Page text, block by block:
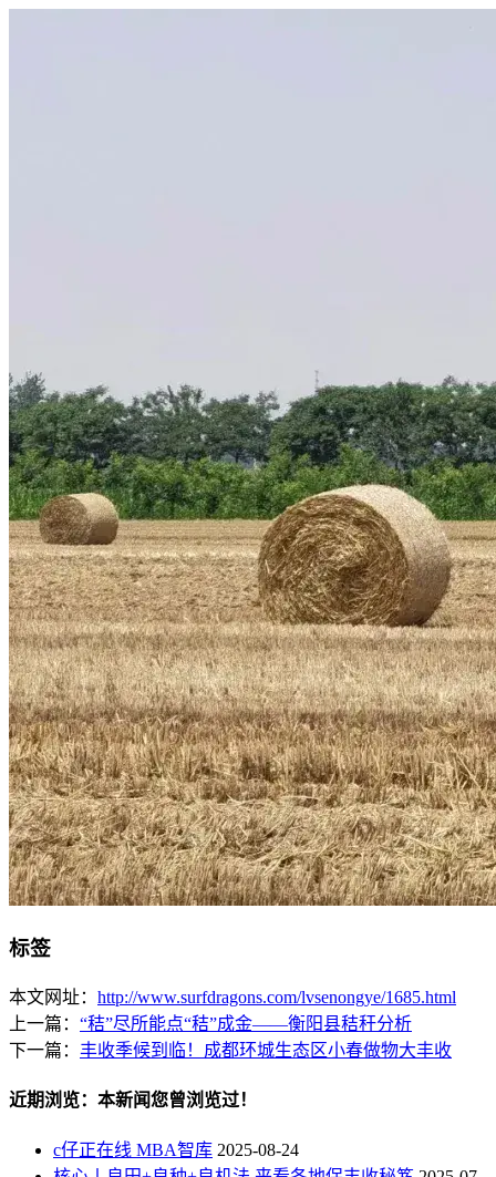
标签
本文网址： http://www.surfdragons.com/lvsenongye/1685.html
上一篇： “秸”尽所能点“秸”成金——衡阳县秸秆分析
下一篇： 丰收季候到临！成都环城生态区小春做物大丰收
近期浏览：本新闻您曾浏览过！
c仔正在线 MBA智库 2025-08-24